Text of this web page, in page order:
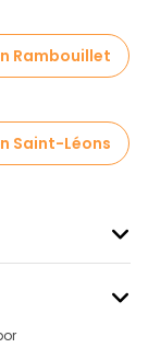
Rambouillet
Saint-Léons